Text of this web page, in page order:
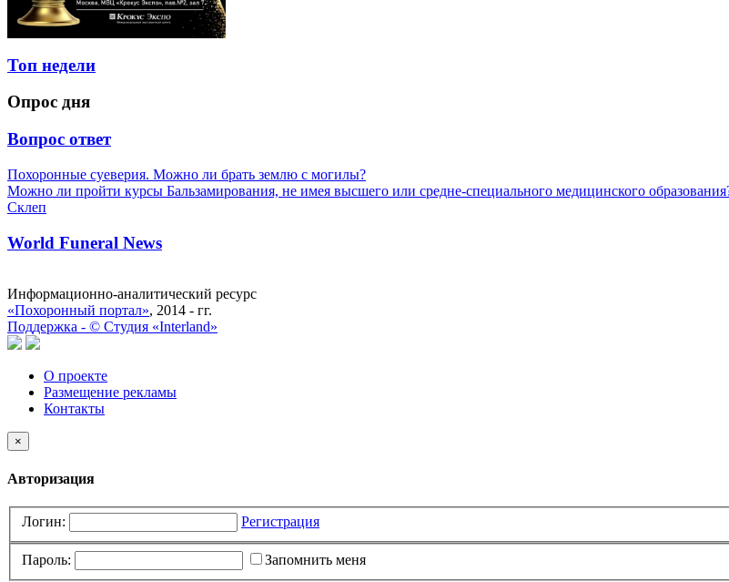
Топ недели
Опрос дня
Вопрос ответ
Похоронные суеверия. Можно ли брать землю с могилы?
Можно ли пройти курсы Бальзамирования, не имея высшего или средне-специального медицинского
Склеп
World Funeral News
Информационно-аналитический ресурс
«Похоронный портал», 2014 - гг.
Поддержка - © Cтудия «Interland»
О проекте
Размещение рекламы
Контакты
×
Авторизация
Логин: Регистрация
Пароль:
Запомнить меня